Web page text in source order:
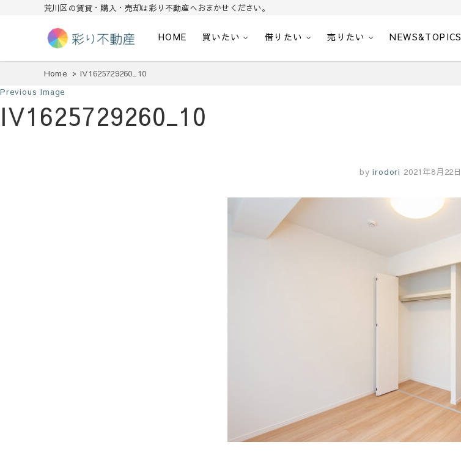
荒川区の賃貸・購入・売却は彩り不動産へおまかせください。
彩り不動産
HOME 買いたい 借りたい 売りたい NEWS&TOPICS
Home IV1625729260_10
Previous Image
IV1625729260_10
by irodori 2021年8月22日